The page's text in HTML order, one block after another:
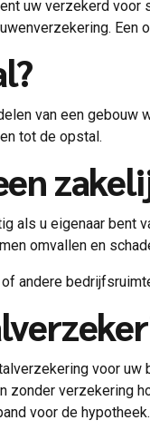
uw verzekerd voor
Een
van een gebouw
tot de opstal.
als u eigenaar bent
omvallen en
andere
voor uw
zonder verzekering
voor de hypotheek.